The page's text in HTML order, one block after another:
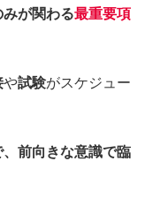
が関わる最重要項
や試験がスケジュー
、前向きな意識で臨